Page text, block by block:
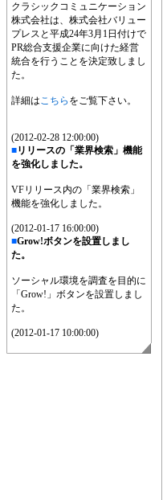
クラシックコミュニケーション
株式会社は、株式会社バリュー
プレスと平成24年3月1日付けで
PR総合支援企業に向けた経営
統合を行うことを決定致しまし
た。
詳細はこちら をご覧下さい。
(2012-02-28 12:00:00)
■リリースの「業界検索」機能
を強化しました。
VFリリース内の「業界検索」
機能を強化しました。
(2012-01-17 16:00:00)
■Grow!ボタンを設置しまし
た。
ソーシャル環境を調査を目的に
「Grow!」ボタンを設置しまし
た。
(2012-01-17 10:00:00)